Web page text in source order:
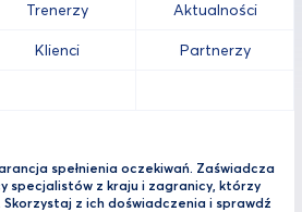
Trenerzy Aktualności
Klienci Partnerzy
spełnienia oczekiwań. Zaświadcza
specjalistów z kraju i zagranicy, którzy
z ich doświadczenia i sprawdź